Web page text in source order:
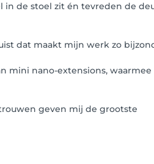
in de stoel zit én tevreden de
dat maakt mijn werk zo
mini nano-extensions, waarmee
geven mij de grootste